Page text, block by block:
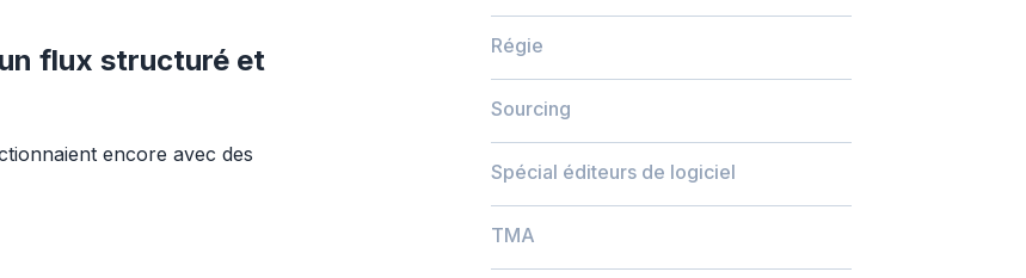
flux structuré et
encore avec des
Régie
Sourcing
Spécial éditeurs de logiciel
TMA